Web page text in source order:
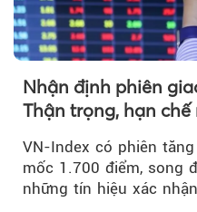
Nhận định phiên
Thận trọng, hạn
VN-Index có phiên
mốc 1.700 điểm, song
những tín hiệu xác